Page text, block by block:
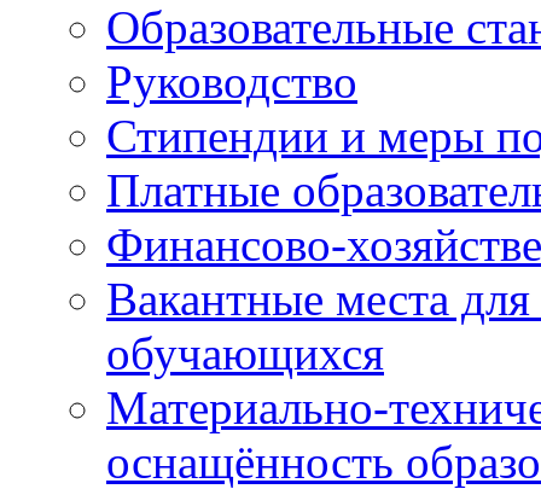
Образовательные
Руководство
Стипендии и меры
Платные
Финансово-
Вакантные места
обучающихся
Материально-
оснащённость